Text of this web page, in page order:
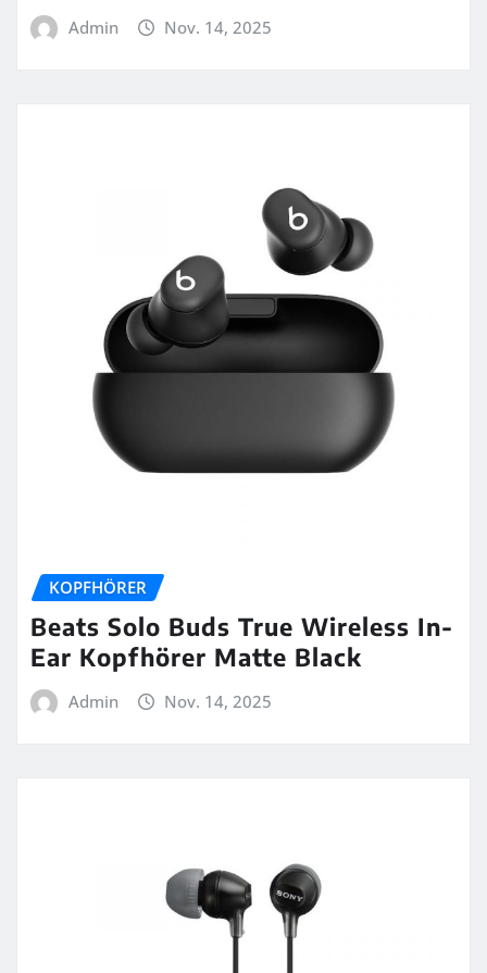
Admin Nov. 14, 2025
KOPFHÖRER
Beats Solo Buds True Wireless In-
Ear Kopfhörer Matte Black
Admin Nov. 14, 2025